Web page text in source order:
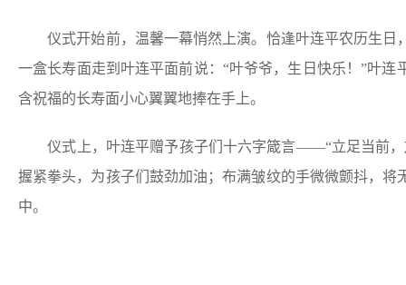
仪式开始前，温馨一幕悄然上演。恰逢叶连平农历生日
一盒长寿面走到叶连平面前说：“叶爷爷，生日快乐！”叶
含祝福的长寿面小心翼翼地捧在手上。
仪式上，叶连平赠予孩子们十六字箴言——“立足当前，
握紧拳头，为孩子们鼓劲加油；布满皱纹的手微微颤抖，
中。